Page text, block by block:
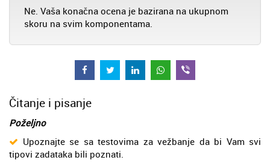
Ne. Vaša konačna ocena je bazirana na ukupnom
skoru na svim komponentama.
Čitanje i pisanje
Poželjno
Upoznajte se sa testovima za vežbanje da bi Vam svi
tipovi zadataka bili poznati.